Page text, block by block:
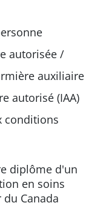
autorisée /
auxiliaire
autorisé (IAA)
conditions
diplôme d'un
en soins
Canada